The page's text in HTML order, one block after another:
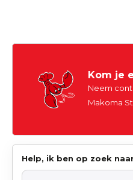
Kom je
Neem
Makoma
Help, ik ben op zoek